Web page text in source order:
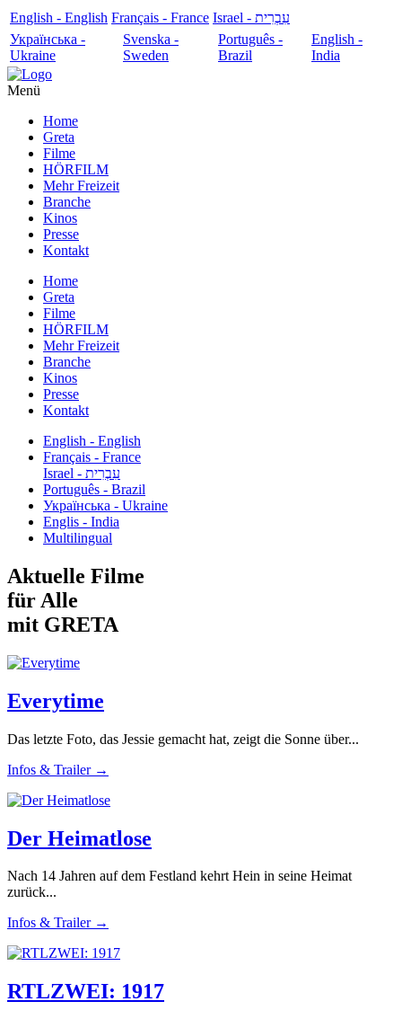
English - English Français - France
עִבְרִית - Israel
Українська -
Ukraine
Svenska -
Sweden
Português -
Brazil
English -
India
Menü
Home
Greta
Filme
HÖRFILM
Mehr Freizeit
Branche
Kinos
Presse
Kontakt
Home
Greta
Filme
HÖRFILM
Mehr Freizeit
Branche
Kinos
Presse
Kontakt
English - English
Français - France
עִבְרִית - Israel
Português - Brazil
Українська - Ukraine
Englis - India
Multilingual
Aktuelle Filme
für Alle
mit GRETA
Everytime
Das letzte Foto, das Jessie gemacht hat, zeigt die Sonne über...
Infos & Trailer →
Der Heimatlose
Nach 14 Jahren auf dem Festland kehrt Hein in seine Heimat
zurück...
Infos & Trailer →
RTLZWEI: 1917